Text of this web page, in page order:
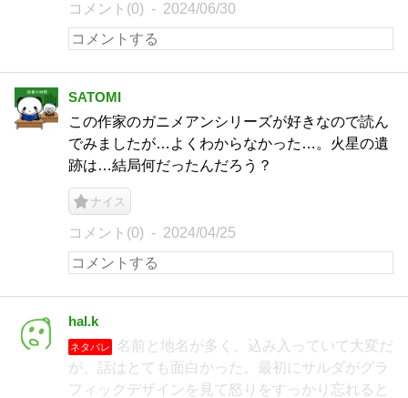
コメント(0) 2024/06/30
SATOMI
この作家のガニメアンシリーズが好きなので読ん
でみましたが…よくわからなかった…。火星の遺
跡は…結局何だったんだろう？
ナイス
コメント(0) 2024/04/25
hal.k
ネタバレ
名前と地名が多く、込み入っていて大変だ
が、話はとても面白かった。最初にサルダがグラ
フィックデザインを見て怒りをすっかり忘れると